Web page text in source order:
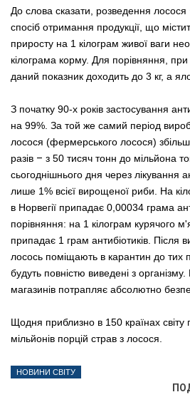
До слова сказати, розведення лосося
спосіб отримання продукції, що
приросту на 1 кілограм живої ваги
кілограма корму. Для порівняння,
даний показник доходить до 3 кг, а
З початку 90-х років застосування
на 99%. За той же самий період
лосося (фермерського лосося)
разів – з 50 тисяч тонн до мільйона
сьогоднішнього дня через лікування
лише 1% всієї вирощеної риби. На
в Норвегії припадає 0,00034 грама
порівняння: на 1 кілограм курячого
припадає 1 грам антибіотиків. Після
лосось поміщають в карантин до тих
будуть повністю виведені з
магазинів потрапляє абсолютно
Щодня приблизно в 150 країнах світу
мільйонів порцій страв з лосося.
НОВИНИ СВІТУ